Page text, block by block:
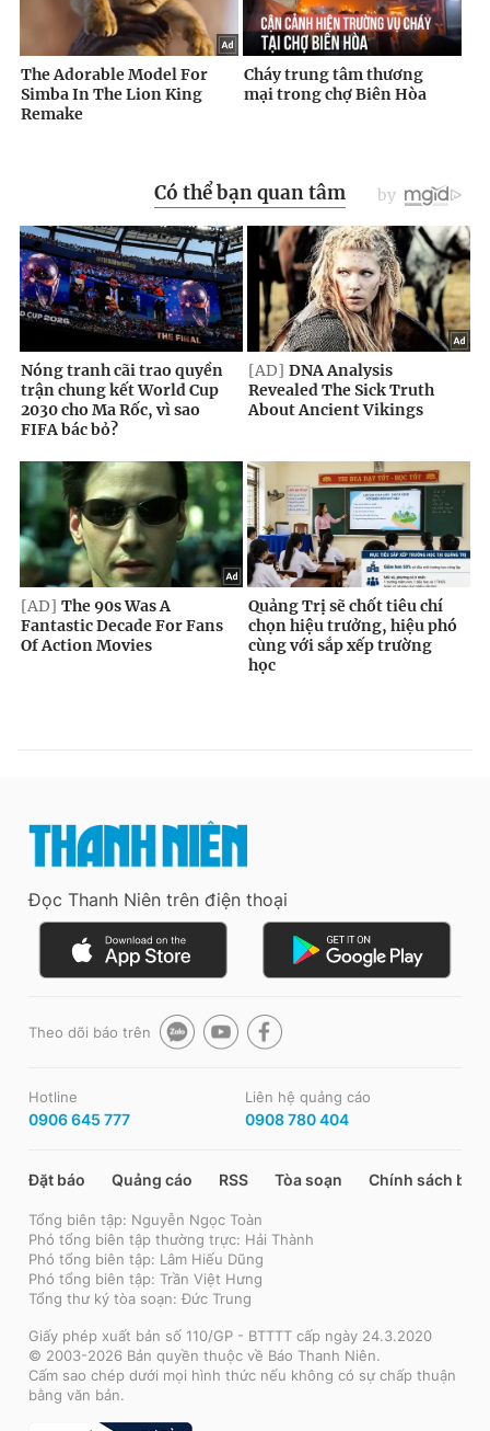
Đọc Thanh Niên trên điện thoại
Theo dõi báo trên
Hotline
0906 645 777
Liên hệ quảng cáo
0908 780 404
Đặt báo Quảng cáo RSS Tòa soạn Chính sách bảo
Tổng biên tập: Nguyễn Ngọc Toàn
Phó tổng biên tập thường trực: Hải Thành
Phó tổng biên tập: Lâm Hiếu Dũng
Phó tổng biên tập: Trần Việt Hưng
Tổng thư ký tòa soạn: Đức Trung
Giấy phép xuất bản số 110/GP - BTTTT cấp ngày 24.3.2020
© 2003-2026 Bản quyền thuộc về Báo Thanh Niên.
Cấm sao chép dưới mọi hình thức nếu không có sự chấp thuận
bằng văn bản.